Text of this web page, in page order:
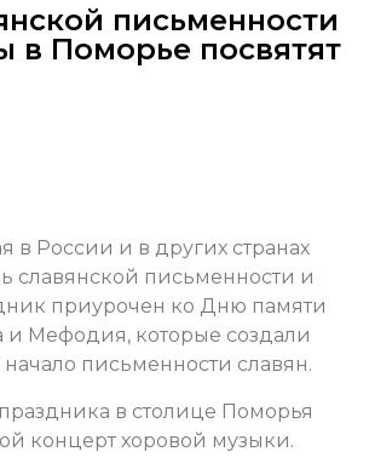
письменности
в Поморье посвятят
в России и в других странах
славянской письменности и
приурочен ко Дню памяти
и Мефодия, которые создали
письменности славян.
в столице Поморья
концерт хоровой музыки.